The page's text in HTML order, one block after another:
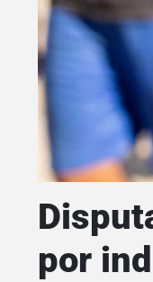
por